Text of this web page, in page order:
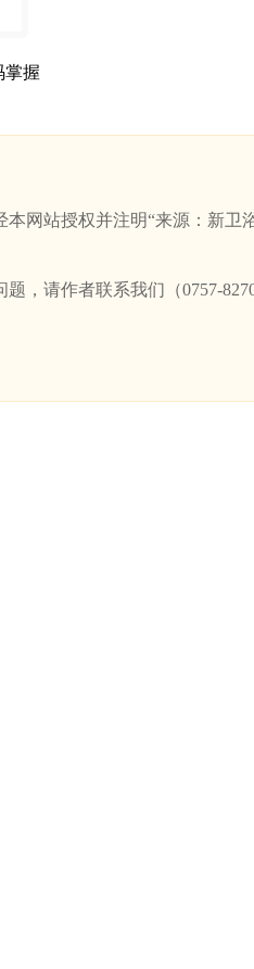
掌握
网站授权并注明“来源：新卫
，请作者联系我们（0757-